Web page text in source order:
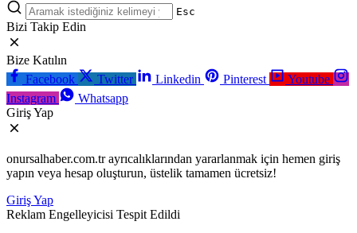
Esc
Bizi Takip Edin
Bize Katılın
Facebook
Twitter Linkedin Pinterest
Youtube
Instagram
Whatsapp
Giriş Yap
onursalhaber.com.tr ayrıcalıklarından yararlanmak için hemen giriş
yapın veya hesap oluşturun, üstelik tamamen ücretsiz!
Giriş Yap
Reklam Engelleyicisi Tespit Edildi